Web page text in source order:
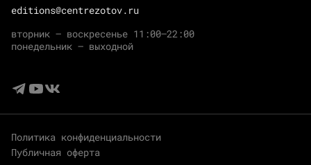
editions@centrezotov.ru
вторник — воскресенье 11:00–22:00
понедельник — выходной
Политика конфиденциальности
Публичная оферта